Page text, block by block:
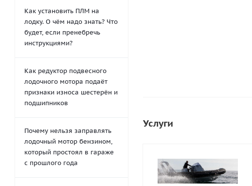
Услуги
Как установить ПЛМ на
лодку. О чём надо знать? Что
будет, если пренебречь
инструкциями?
Как редуктор подвесного
лодочного мотора подаёт
признаки износа шестерён и
подшипников
Почему нельзя заправлять
лодочный мотор бензином,
который простоял в гараже
с прошлого года